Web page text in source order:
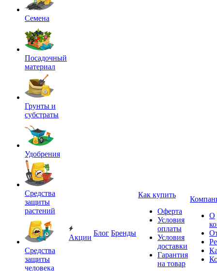
Семена
Посадочный
материал
Грунты и
субстраты
Удобрения
Средства
защиты
растений
Средства
защиты
человека
Акции
Блог Бренды
Как купить
Оферта
Условия
оплаты
Условия
доставки
Гарантия
на товар
О